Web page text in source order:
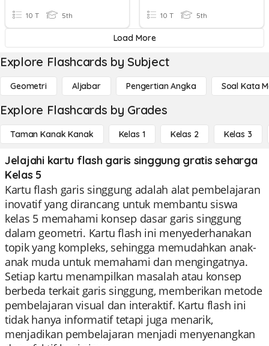
10 T 5th 10 T 5th
Load More
Explore Flashcards by Subject
Geometri Aljabar Pengertian Angka Soal Kata
Explore Flashcards by Grades
Taman Kanak Kanak Kelas 1 Kelas 2 Kelas 3
Jelajahi kartu flash garis singgung gratis seharga
Kelas 5
Kartu flash garis singgung adalah alat pembelajaran
inovatif yang dirancang untuk membantu siswa
kelas 5 memahami konsep dasar garis singgung
dalam geometri. Kartu flash ini menyederhanakan
topik yang kompleks, sehingga memudahkan anak-
anak muda untuk memahami dan mengingatnya.
Setiap kartu menampilkan masalah atau konsep
berbeda terkait garis singgung, memberikan metode
pembelajaran visual dan interaktif. Kartu flash ini
tidak hanya informatif tetapi juga menarik,
menjadikan pembelajaran menjadi menyenangkan